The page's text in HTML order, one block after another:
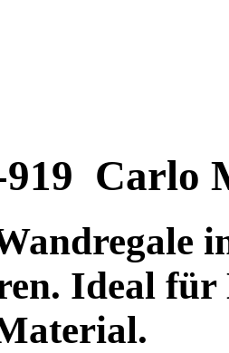
Carlo
Ideal für